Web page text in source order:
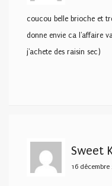
coucou belle brioche et
donne envie ca l'affaire
j'achete des raisin sec)
Sweet
16 décembre